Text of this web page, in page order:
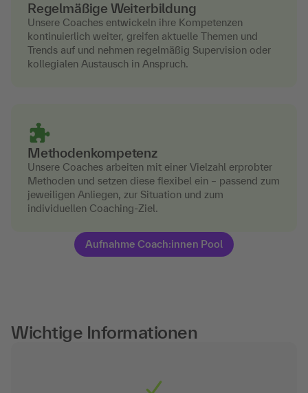
Regelmäßige Weiterbildung
Unsere Coaches entwickeln ihre Kompetenzen
kontinuierlich weiter, greifen aktuelle Themen und
Trends auf und nehmen regelmäßig Supervision oder
kollegialen Austausch in Anspruch.
Methodenkompetenz
Unsere Coaches arbeiten mit einer Vielzahl erprobter
Methoden und setzen diese flexibel ein – passend zum
jeweiligen Anliegen, zur Situation und zum
individuellen Coaching-Ziel.
Aufnahme Coach:innen Pool
Wichtige Informationen